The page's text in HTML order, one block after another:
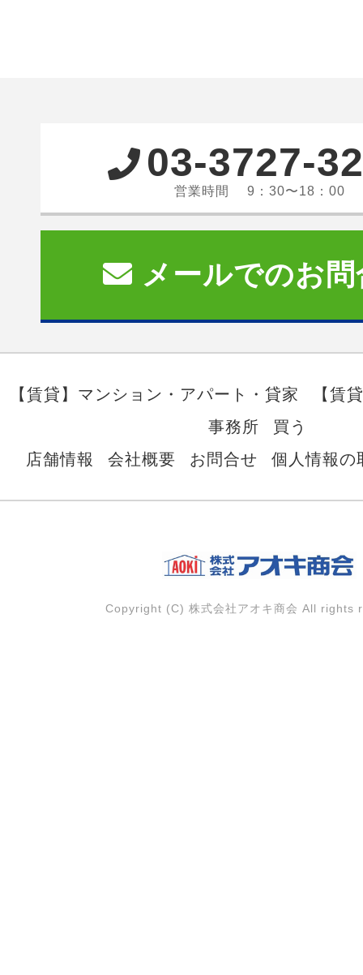
03-3727-
営業時間 9：30〜18：00
メールでのお
【賃貸】マンション・アパート・貸家
【賃
事務所
買う
店舗情報
会社概要 お問合せ 個人情報の
Copyright (C) 株式会社アオキ商会 All rights